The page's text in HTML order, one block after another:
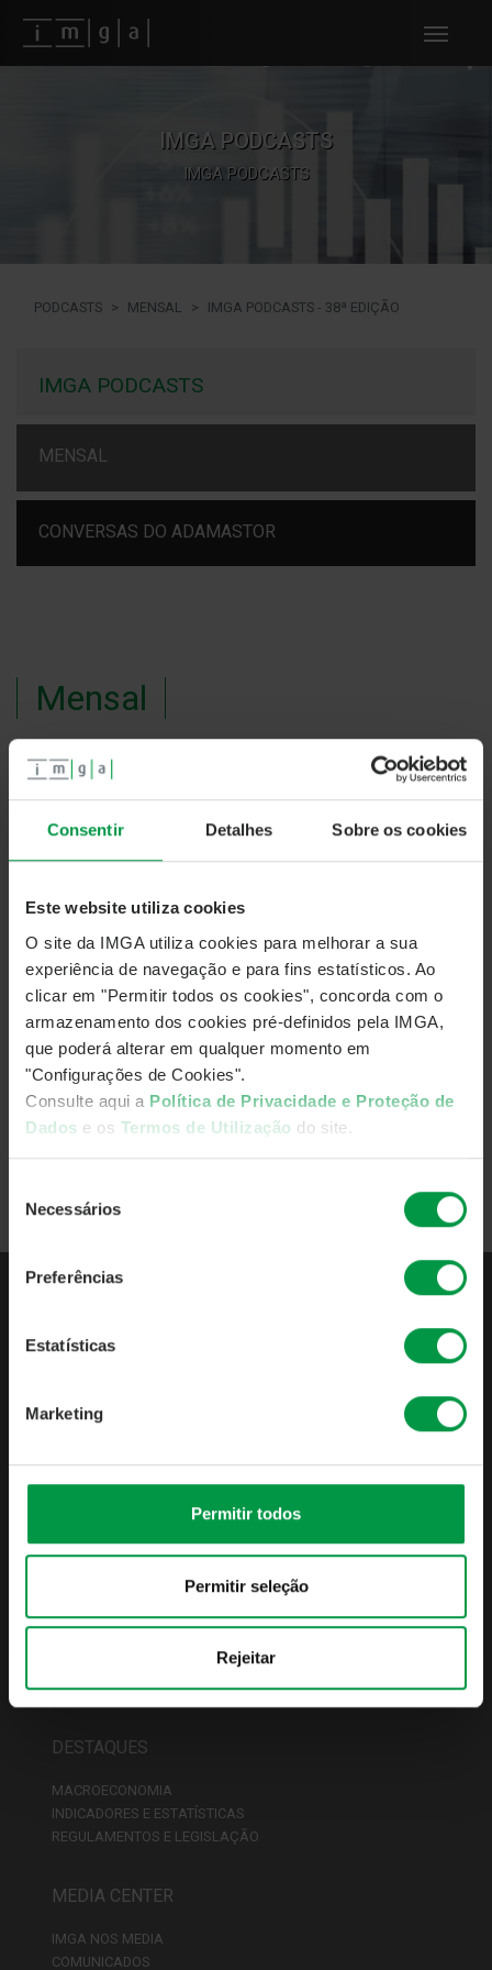
Consentir Detalhes Sobre os cookies
Este website utiliza cookies
O site da IMGA utiliza cookies para melhorar a sua
experiência de navegação e para fins estatísticos. Ao
clicar em "Permitir todos os cookies", concorda com o
armazenamento dos cookies pré-definidos pela IMGA,
que poderá alterar em qualquer momento em
"Configurações de Cookies".
Consulte aqui a Política de Privacidade e Proteção de
Dados e os Termos de Utilização do site.
Necessários
Preferências
Estatísticas
Marketing
Permitir todos
Permitir seleção
Rejeitar
Fundos imga
IMGA PODCASTS
IMGA PODCASTS
PODCASTS MENSAL IMGA PODCASTS - 38ª EDIÇÃO
IMGA PODCASTS
MENSAL
CONVERSAS DO ADAMASTOR
Mensal
#38- PPR para empresas e colaboradores
Subscrevam o IMGA Podcasts e sigam-nos nas redes
sociais:
Ver todos os episódio
QUEM SOMOS
PUBLICAÇÕES OBRIGATÓRIAS
IMGA PODCASTS
FUNDOS
CONDIÇÕES COMERCIAIS
REDE DE DISTRIBUIDORES
DESTAQUES
MACROECONOMIA
INDICADORES E ESTATÍSTICAS
REGULAMENTOS E LEGISLAÇÃO
MEDIA CENTER
IMGA NOS MEDIA
COMUNICADOS